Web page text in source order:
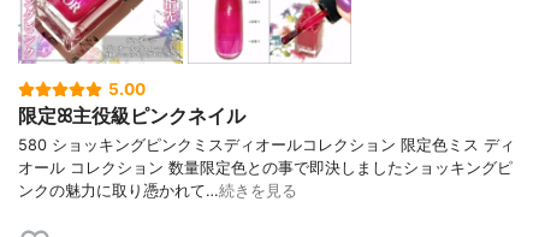
5.00
限定ꕤ主役級ピンクネイル
580 ショッキングピンクミスディオールコレクション 限定色ミス ディ
オール コレクション 数量限定色との事で即決しましたショッキングピ
ンクの魅力に取り憑かれて…続きを見る